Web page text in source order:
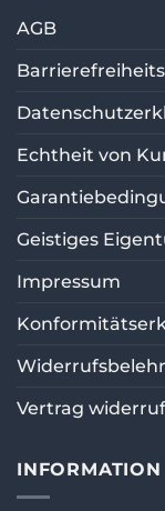
AGB
Echtheit von
Geistiges
Impressum
Vertrag
INFORMATION